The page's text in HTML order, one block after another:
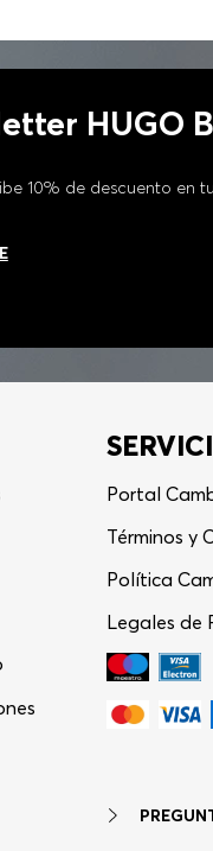
HUGO
10% de descuento en
Portal
Términos y
Política
Legales de